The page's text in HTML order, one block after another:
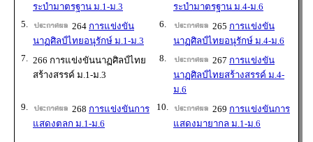
ระบำมาตรฐาน ม.1-ม.3
ระบำมาตรฐาน ม.4-ม.6
5.
264 การแข่งขัน
นาฏศิลป์ไทยอนุรักษ์ ม.1-ม.3
6. 265 การแข่งขัน
นาฏศิลป์ไทยอนุรักษ์ ม.4-ม.6
7.
266 การแข่งขันนาฏศิลป์ไทย
สร้างสรรค์ ม.1-ม.3
8. 267 การแข่งขัน
นาฏศิลป์ไทยสร้างสรรค์ ม.4-
ม.6
9.
268 การแข่งขันการ
แสดงตลก ม.1-ม.6
10. 269 การแข่งขันการ
แสดงมายากล ม.1-ม.6